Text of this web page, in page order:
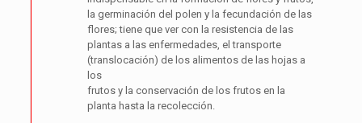
la germinación del polen y la fecundación de las
flores; tiene que ver con la resistencia de las
plantas a las enfermedades, el transporte
(translocación) de los alimentos de las hojas a
los
frutos y la conservación de los frutos en la
planta hasta la recolección.